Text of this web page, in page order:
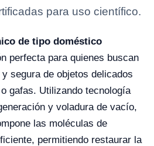
para uso científico.
de tipo doméstico
perfecta para quienes buscan
segura de objetos delicados
gafas. Utilizando tecnología
y voladura de vacío,
las moléculas de
permitiendo restaurar la